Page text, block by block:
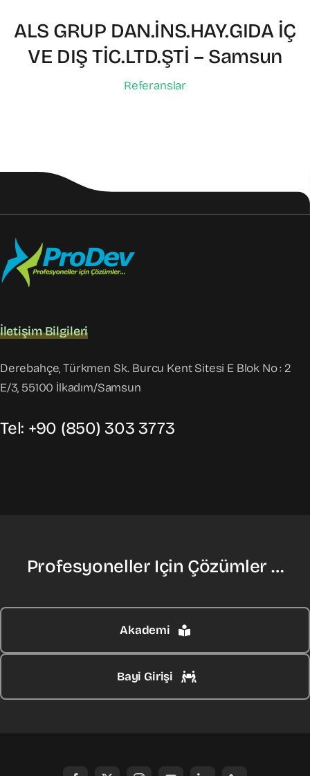
ALS GRUP DAN.İNS.HAY.GIDA İÇ
VE DIŞ TİC.LTD.ŞTİ – Samsun
Referanslar
İletişim Bilgileri
Derebahçe, Türkmen Sk. Burcu Kent Sitesi E Blok No : 2
E/3, 55100 İlkadım/Samsun
Tel: +90 (850) 303 3773
Profesyoneller Için Çözümler …
Akademi
Bayi Girişi